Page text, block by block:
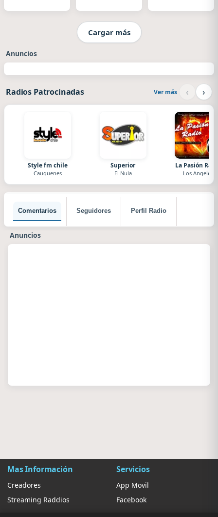
Cargar más
Anuncios
Radios Patrocinadas Ver más ‹ ›
Style fm chile
Cauquenes
Superior
El Nula
La Pasión
Los Angeles
Comentarios Seguidores Perfil Radio
Anuncios
Mas Información
Creadores
Streaming Raddios
Servicios
App Movil
Facebook